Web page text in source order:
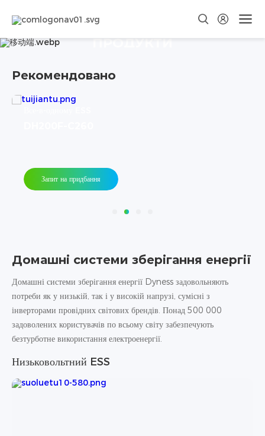
ПРОДУКТИ
Рекомендовано
Запит на придбання
Домашні системи зберігання енергії
Домашні системи зберігання енергії Dyness задовольняють
потреби як у низькій, так і у високій напрузі, сумісні з
інверторами провідних світових брендів. Понад 500 000
задоволених користувачів по всьому світу забезпечують
безтурботне використання електроенергії.
Низьковольтний ESS